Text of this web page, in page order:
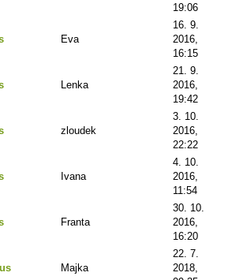
19:06
Eva
16. 9.
2016,
16:15
Lenka
21. 9.
2016,
19:42
zloudek
3. 10.
2016,
22:22
Ivana
4. 10.
2016,
11:54
Franta
30. 10.
2016,
16:20
Majka
22. 7.
2018,